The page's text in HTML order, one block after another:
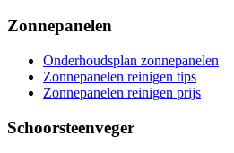
Zonnepanelen
Onderhoudsplan zonnepanelen
Zonnepanelen reinigen tips
Zonnepanelen reinigen prijs
Schoorsteenveger